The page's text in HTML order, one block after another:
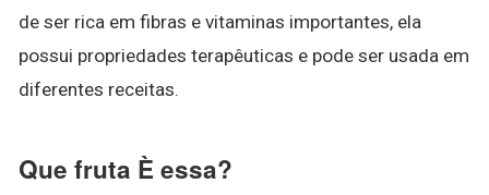
de ser rica em fibras e vitaminas importantes, ela
possui propriedades terapêuticas e pode ser usada em
diferentes receitas.
Que fruta È essa?